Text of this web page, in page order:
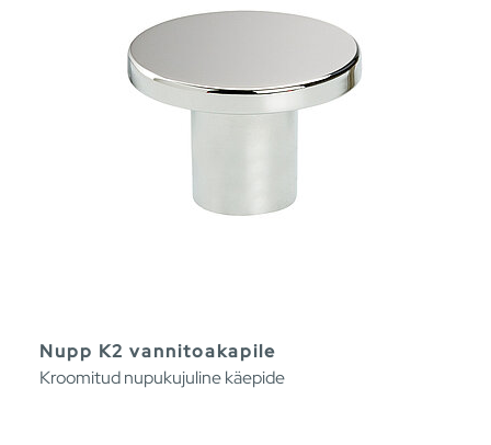
Nupp K2 vannitoakapile
Kroomitud nupukujuline käepide